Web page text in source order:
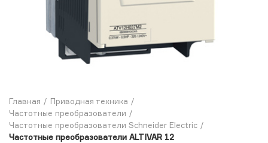
Главная
Приводная техника
Частотные преобразователи
Частотные преобразователи Schneider Electric
Частотные преобразователи ALTIVAR 12